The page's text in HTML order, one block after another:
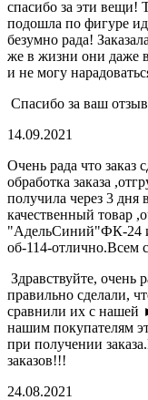
спасибо за эти вещи!
подошла по фигуре
безумно рада!
же в жизни они даже
и не могу
Спасибо за ваш
14.09.2021
Очень рада что заказ
обработка заказа
получила через 3 дня
качественный товар
"АдельСиний"ФК-24
об-114-отлично.Всем
Здравствуйте,
правильно сделали,
сравнили их с нашей
нашим покупателям
при получении
заказов!!!
24.08.2021